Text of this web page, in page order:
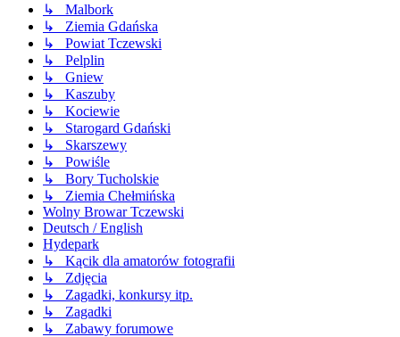
↳ Malbork
↳ Ziemia Gdańska
↳ Powiat Tczewski
↳ Pelplin
↳ Gniew
↳ Kaszuby
↳ Kociewie
↳ Starogard Gdański
↳ Skarszewy
↳ Powiśle
↳ Bory Tucholskie
↳ Ziemia Chełmińska
Wolny Browar Tczewski
Deutsch / English
Hydepark
↳ Kącik dla amatorów fotografii
↳ Zdjęcia
↳ Zagadki, konkursy itp.
↳ Zagadki
↳ Zabawy forumowe